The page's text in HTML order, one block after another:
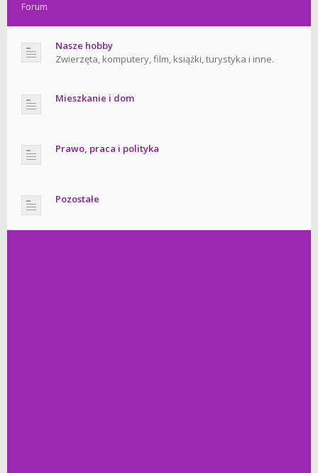
Forum
Nasze hobby
Zwierzęta, komputery, film, książki, turystyka i inne.
Mieszkanie i dom
Prawo, praca i polityka
Pozostałe